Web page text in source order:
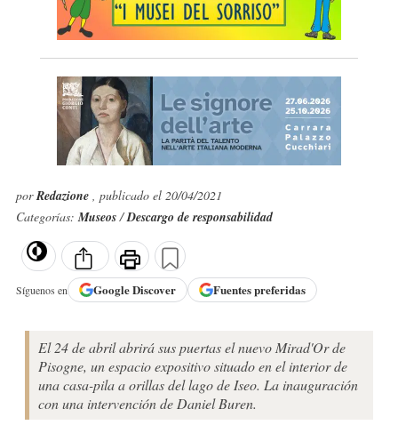
porRedazione , publicado el 20/04/2021
Categorías:Museos/Descargo de responsabilidad
Síguenos en GoogleDiscover Fuentes preferidas
El 24 de abril abrirá sus puertas el nuevo Mirad'Or de
Pisogne, un espacio expositivo situado en el interior de
una casa-pila a orillas del lago de Iseo. La inauguración
con una intervención de Daniel Buren.